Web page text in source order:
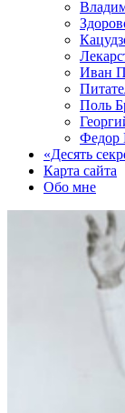
Иван
Поль
Федор
«Десять
Карта сайта
Обо мне